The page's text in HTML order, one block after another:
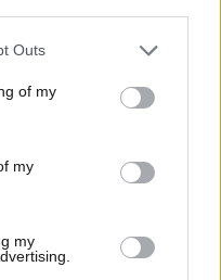
one or more Google
You may click to
its third-party tags to
in below Google
Outs
of my
my
my
να γίνουν,
και λένε «το
να κατέβει για